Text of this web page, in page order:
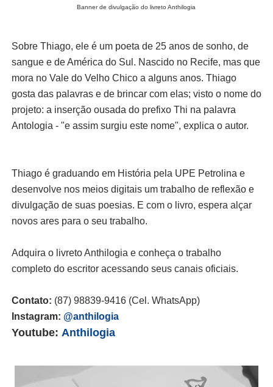
Banner de divulgação do livreto Anthilogia
Sobre Thiago, ele é um poeta de 25 anos de sonho, de
sangue e de América do Sul. Nascido no Recife, mas que
mora no Vale do Velho Chico a alguns anos. Thiago
gosta das palavras e de brincar com elas; visto o nome do
projeto: a inserção ousada do prefixo Thi na palavra
Antologia - "e assim surgiu este nome", explica o autor.
Thiago é graduando em História pela UPE Petrolina e
desenvolve nos meios digitais um trabalho de reflexão e
divulgação de suas poesias. E com o livro, espera alçar
novos ares para o seu trabalho.
Adquira o livreto Anthilogia e conheça o trabalho
completo do escritor acessando seus canais oficiais.
Contato: (87) 98839-9416 (Cel. WhatsApp)
Instagram: @anthilogia
Youtube: Anthilogia